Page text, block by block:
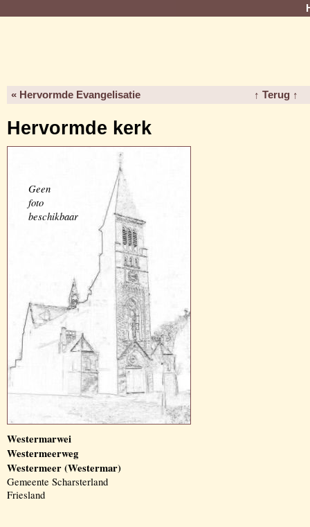
« Hervormde Evangelisatie ↑ Terug ↑
Hervormde kerk
Geen
foto
beschikbaar
Westermarwei
Westermeerweg
Westermeer (Westermar)
Gemeente Scharsterland
Friesland